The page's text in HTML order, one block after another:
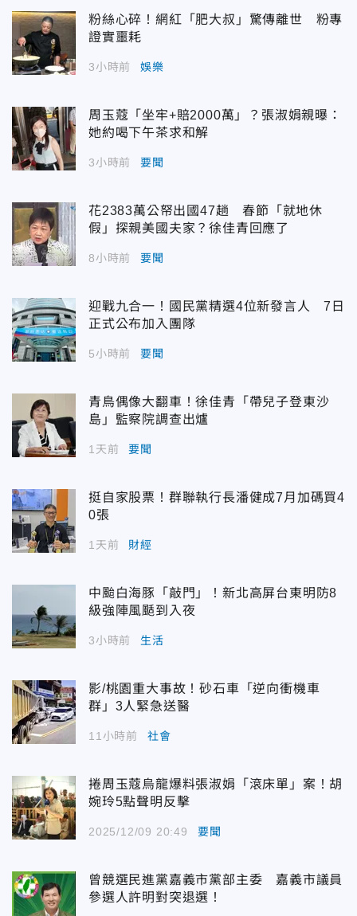
粉絲心碎！網紅「肥大叔」驚傳離世 粉專
證實噩耗
3小時前 娛樂
周玉蔻「坐牢+賠2000萬」？張淑娟親曝：
她約喝下午茶求和解
3小時前 要聞
花2383萬公帑出國47趟 春節「就地休
假」探親美國夫家？徐佳青回應了
8小時前 要聞
迎戰九合一！國民黨精選4位新發言人 7日
正式公布加入團隊
5小時前 要聞
青鳥偶像大翻車！徐佳青「帶兒子登東沙
島」監察院調查出爐
1天前 要聞
挺自家股票！群聯執行長潘健成7月加碼買4
0張
1天前 財經
中颱白海豚「敲門」！新北高屏台東明防8
級強陣風颳到入夜
3小時前 生活
影/桃園重大事故！砂石車「逆向衝機車
群」3人緊急送醫
11小時前 社會
捲周玉蔻烏龍爆料張淑娟「滾床單」案！胡
婉玲5點聲明反擊
2025/12/09 20:49 要聞
曾競選民進黨嘉義市黨部主委 嘉義市議員
參選人許明對突退選！